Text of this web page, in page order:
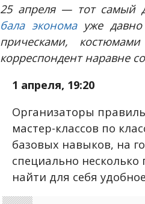
25 апреля — тот самый
бала экономауже давно
прическами,
корреспондент наравне
1 апреля, 19:20
Организаторы
мастер-классов по
базовых навыков, на
специально
найти для себя